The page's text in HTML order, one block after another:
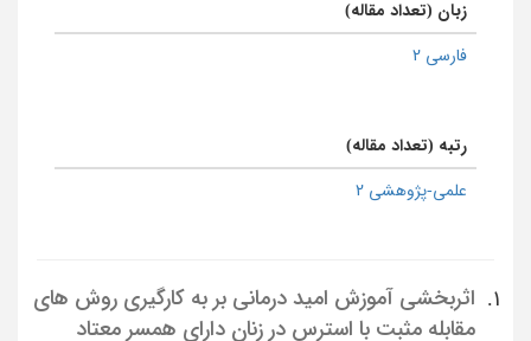
زبان (تعداد مقاله)
فارسی 2
رتبه (تعداد مقاله)
علمی-پژوهشی 2
1.
اثربخشی آموزش امید درمانی بر به کارگیری روش های
مقابله مثبت با استرس در زنان دارای همسر معتاد